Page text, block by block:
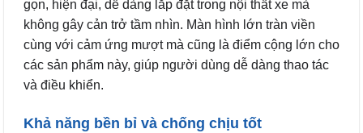
gọn, hiện đại, dễ dàng lắp đặt trong nội thất xe mà
không gây cản trở tầm nhìn. Màn hình lớn tràn viền
cùng với cảm ứng mượt mà cũng là điểm cộng lớn cho
các sản phẩm này, giúp người dùng dễ dàng thao tác
và điều khiển.
Khả năng bền bỉ và chống chịu tốt